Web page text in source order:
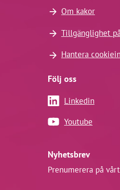
Om kakor
Tillgänglighet
Hantera
Följ oss
Linkedin
Youtube
Nyhetsbrev
Prenumerera på